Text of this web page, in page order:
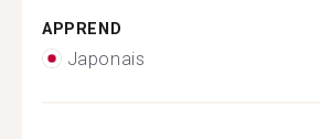
APPREND
Japonais